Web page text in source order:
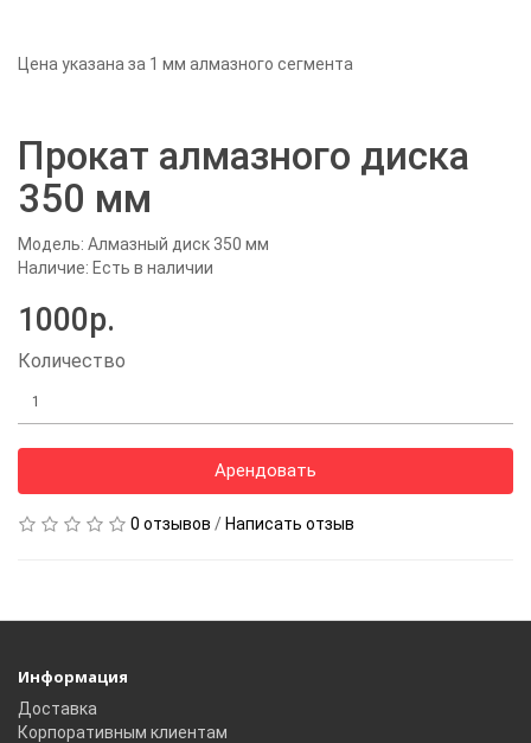
Цена указана за 1 мм алмазного сегмента
Прокат алмазного диска
350 мм
Модель: Алмазный диск 350 мм
Наличие: Есть в наличии
1000р.
Количество
Арендовать
0 отзывов / Написать отзыв
Информация
Доставка
Корпоративным клиентам